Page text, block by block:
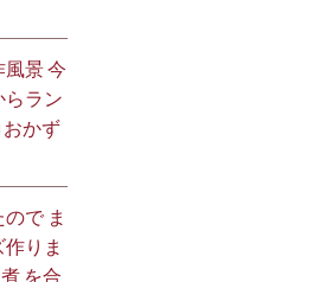
景 今
らラン
かず
で ま
りま
を合